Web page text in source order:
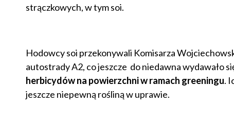
strączkowych, w tym soi.
Hodowcy soi przekonywali Komisarza
autostrady A2, co jeszcze do niedawna wydawało
herbicydów na powierzchni w ramach greeningu.
jeszcze niepewną rośliną w uprawie.